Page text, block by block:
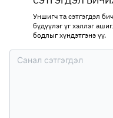
Уншигч та сэтгэгдэл
бүдүүлэг үг хэллэг
бодлыг хүндэтгэнэ үү.